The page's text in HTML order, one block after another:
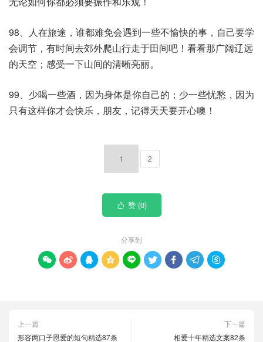
98、人在旅途，谁都难免会遇到一些不愉快的事，自己要学
会调节，有时间去郊外爬山行走于田间吧！看看那广阔辽远
的天空；感受一下山间的清晰亮丽。
99、少喝一些酒，因为身体是你自己的；少一些忧愁，因为
只有这样你才会快乐，朋友，记得天天要开心噢！
1 2
 赞 (0)
分享到
        
上一篇
形容两口子恩爱的短句精选87条
下一篇
相爱十年精选文案82条